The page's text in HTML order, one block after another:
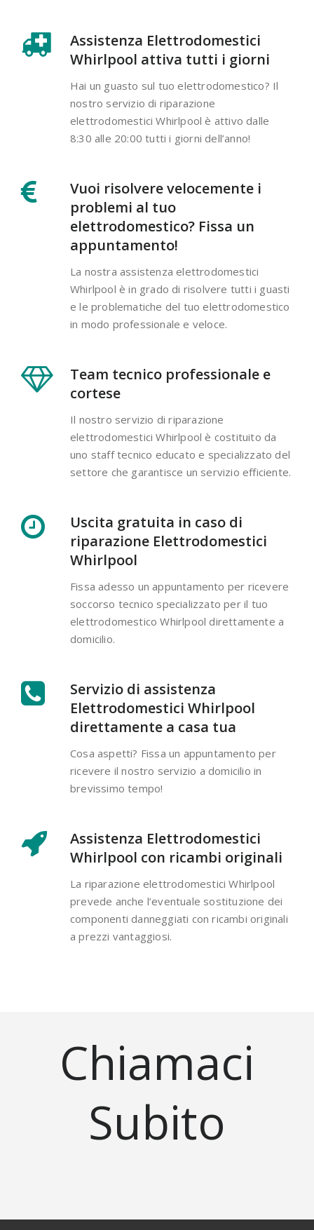
Assistenza Elettrodomestici
Whirlpool attiva tutti i giorni
Hai un guasto sul tuo elettrodomestico? Il
nostro servizio di riparazione
elettrodomestici Whirlpool è attivo dalle
8:30 alle 20:00 tutti i giorni dell’anno!
Vuoi risolvere velocemente i
problemi al tuo
elettrodomestico? Fissa un
appuntamento!
La nostra assistenza elettrodomestici
Whirlpool è in grado di risolvere tutti i guasti
e le problematiche del tuo elettrodomestico
in modo professionale e veloce.
Team tecnico professionale e
cortese
Il nostro servizio di riparazione
elettrodomestici Whirlpool è costituito da
uno staff tecnico educato e specializzato del
settore che garantisce un servizio efficiente.
Uscita gratuita in caso di
riparazione Elettrodomestici
Whirlpool
Fissa adesso un appuntamento per ricevere
soccorso tecnico specializzato per il tuo
elettrodomestico Whirlpool direttamente a
domicilio.
Servizio di assistenza
Elettrodomestici Whirlpool
direttamente a casa tua
Cosa aspetti? Fissa un appuntamento per
ricevere il nostro servizio a domicilio in
brevissimo tempo!
Assistenza Elettrodomestici
Whirlpool con ricambi originali
La riparazione elettrodomestici Whirlpool
prevede anche l’eventuale sostituzione dei
componenti danneggiati con ricambi originali
a prezzi vantaggiosi.
Chiamaci
Subito